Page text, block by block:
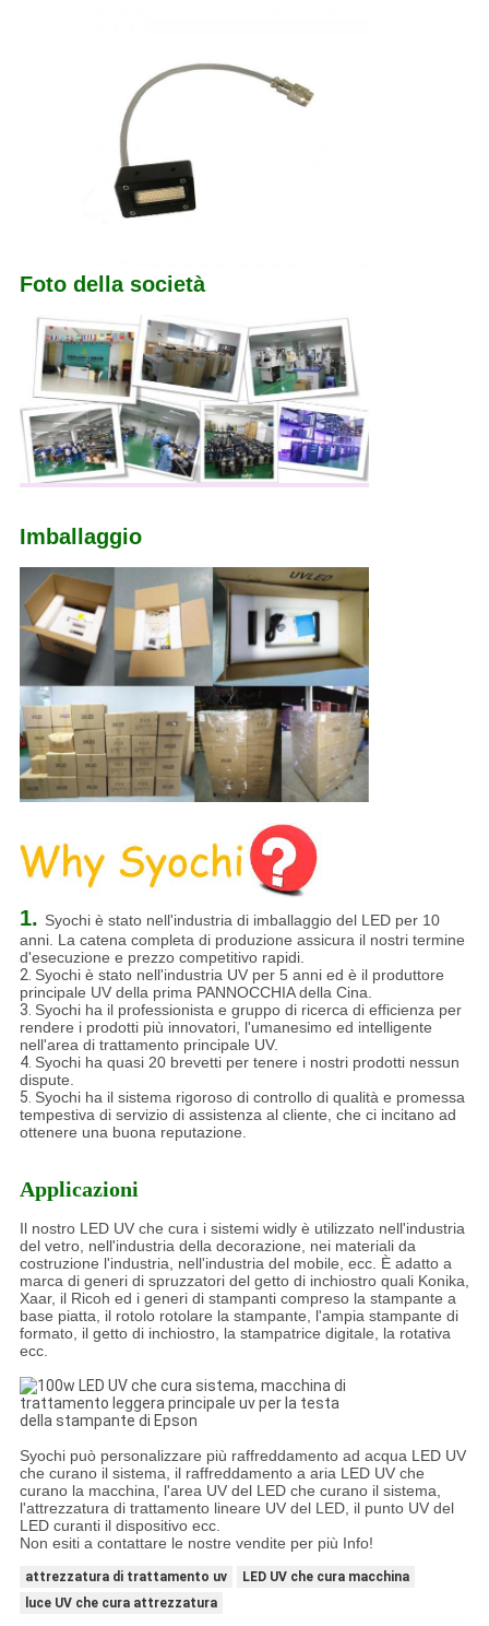
Foto della società
Imballaggio
1. Syochi è stato nell'industria di imballaggio del LED per 10
anni. La catena completa di produzione assicura il nostri termine
d'esecuzione e prezzo competitivo rapidi.
2. Syochi è stato nell'industria UV per 5 anni ed è il produttore
principale UV della prima PANNOCCHIA della Cina.
3. Syochi ha il professionista e gruppo di ricerca di efficienza per
rendere i prodotti più innovatori, l'umanesimo ed intelligente
nell'area di trattamento principale UV.
4. Syochi ha quasi 20 brevetti per tenere i nostri prodotti nessun
dispute.
5. Syochi ha il sistema rigoroso di controllo di qualità e promessa
tempestiva di servizio di assistenza al cliente, che ci incitano ad
ottenere una buona reputazione.
Applicazioni
Il nostro LED UV che cura i sistemi widly è utilizzato nell'industria
del vetro, nell'industria della decorazione, nei materiali da
costruzione l'industria, nell'industria del mobile, ecc. È adatto a
marca di generi di spruzzatori del getto di inchiostro quali Konika,
Xaar, il Ricoh ed i generi di stampanti compreso la stampante a
base piatta, il rotolo rotolare la stampante, l'ampia stampante di
formato, il getto di inchiostro, la stampatrice digitale, la rotativa
ecc.
Syochi può personalizzare più raffreddamento ad acqua LED UV
che curano il sistema, il raffreddamento a aria LED UV che
curano la macchina, l'area UV del LED che curano il sistema,
l'attrezzatura di trattamento lineare UV del LED, il punto UV del
LED curanti il dispositivo ecc.
Non esiti a contattare le nostre vendite per più Info!
attrezzatura di trattamento uv
LED UV che cura macchina
luce UV che cura attrezzatura